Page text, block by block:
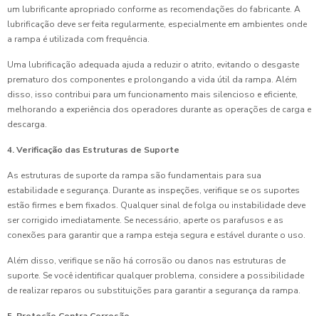
um lubrificante apropriado conforme as recomendações do fabricante. A
lubrificação deve ser feita regularmente, especialmente em ambientes onde
a rampa é utilizada com frequência.
Uma lubrificação adequada ajuda a reduzir o atrito, evitando o desgaste
prematuro dos componentes e prolongando a vida útil da rampa. Além
disso, isso contribui para um funcionamento mais silencioso e eficiente,
melhorando a experiência dos operadores durante as operações de carga e
descarga.
4. Verificação das Estruturas de Suporte
As estruturas de suporte da rampa são fundamentais para sua
estabilidade e segurança. Durante as inspeções, verifique se os suportes
estão firmes e bem fixados. Qualquer sinal de folga ou instabilidade deve
ser corrigido imediatamente. Se necessário, aperte os parafusos e as
conexões para garantir que a rampa esteja segura e estável durante o uso.
Além disso, verifique se não há corrosão ou danos nas estruturas de
suporte. Se você identificar qualquer problema, considere a possibilidade
de realizar reparos ou substituições para garantir a segurança da rampa.